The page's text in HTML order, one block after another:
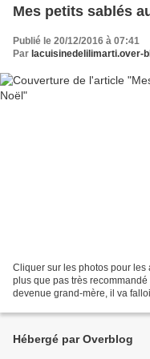
Mes petits sablés
Publié le 20/12/2016 à 07:41
Par lacuisinedelilimarti.over-
Cliquer sur les photos pour les
plus que pas très
devenue grand-mère, il va
Hébergé par Overblog